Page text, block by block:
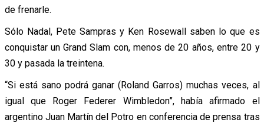
de frenarle.
Sólo Nadal, Pete Sampras y Ken Rosewall saben lo que es
conquistar un Grand Slam con, menos de 20 años, entre 20 y
30 y pasada la treintena.
“Si está sano podrá ganar (Roland Garros) muchas veces, al
igual que Roger Federer Wimbledon”, había afirmado el
argentino Juan Martín del Potro en conferencia de prensa tras